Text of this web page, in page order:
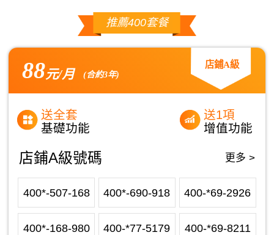
推薦400套餐
88元/月 (合約3年)
店鋪A級
送全套
基礎功能
送1項
增值功能
店鋪A級號碼 更多 >
400*-507-168 400*-690-918 400-*69-2926
400*-168-980 400-*77-5179 400-*69-8211